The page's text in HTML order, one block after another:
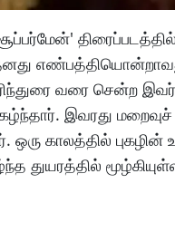
வரை சென்ற
இவரது
ஒரு காலத்தில்
துயரத்தில்